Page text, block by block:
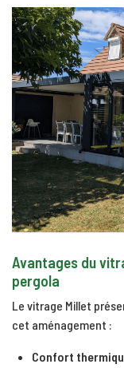
Avantages du
pergola
Le vitrage Millet
cet aménagement :
Confort